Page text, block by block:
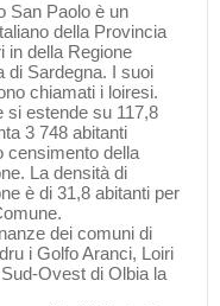
San Paolo è un
della Provincia
in della Regione
di Sardegna. I suoi
chiamati i loiresi.
si estende su 117,8
3 748 abitanti
censimento della
La densità di
è di 31,8 abitanti per
dei comuni di
i Golfo Aranci, Loiri
Ovest di Olbia la